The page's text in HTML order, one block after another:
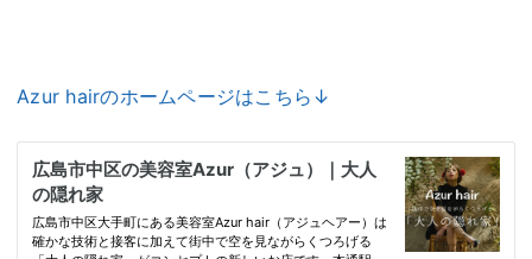
Azur hairのホームページはこちら↓